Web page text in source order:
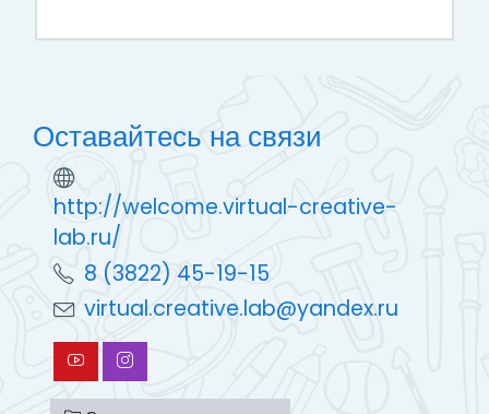
Оставайтесь на связи
http://welcome.virtual-creative-
lab.ru/
8 (3822) 45-19-15
virtual.creative.lab@yandex.ru